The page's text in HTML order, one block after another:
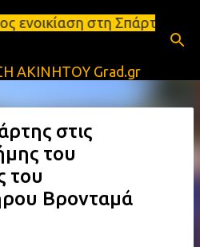
περιεχόμενο
Ενοικιάσεις
ΑΚΙΝΗΤΟΥ Grad.gr
στις
του
του
Βρονταμά